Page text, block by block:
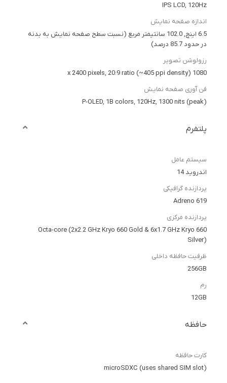
IPS LCD, 120Hz
اندازه صفحه نمایش
6.5 اینچ, 102.0 سانتیمتر مربع (نسبت سطح صفحه نمایش به بدنه
در حدود 85.7 درصد)
رزولوشن تصویر
1080 x 2400 pixels, 20:9 ratio (~405 ppi density)
فن آوری صفحه نمایش
P-OLED, 1B colors, 120Hz, 1300 nits (peak)
پلتفرم
سیستم عامل
اندروید 14
پردازنده گرافیکی
Adreno 619
پردازنده مرکزی
Octa-core (2x2.2 GHz Kryo 660 Gold & 6x1.7 GHz Kryo 660
Silver)
ظرفیت حافظه داخلی
256GB
رم
12GB
حافظه
کارت حافظه
microSDXC (uses shared SIM slot)